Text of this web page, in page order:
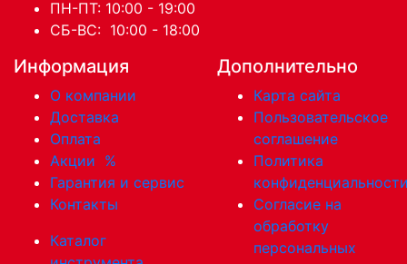
ПН-ПТ: 10:00 - 19:00
СБ-ВС: 10:00 - 18:00
Информация
О компании
Доставка
Оплата
Акции %
Гарантия и сервис
Контакты
Каталог
Дополнительно
Карта сайта
Пользовательское
соглашение
Политика
Согласие на
обработку
персональных